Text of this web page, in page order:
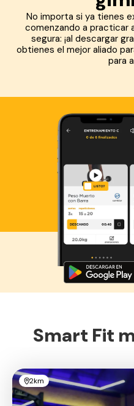
No importa si ya tienes
comenzando a practicar
segura: ¡al descargar
obtienes el mejor aliado
para
Descarga
Smart Fit
2km